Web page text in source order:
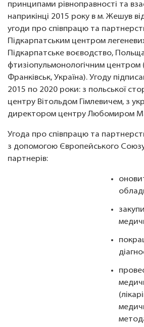
принципами рівноправності та
наприкінці 2015 року в м. Жешув
угоди про співпрацю та
Підкарпатським центром
Підкарпатське воєводство,
фтизіопульмонологічним центром
Франківськ, Україна). Угоду
2015 по 2020 роки: з польської
центру Вітольдом Гімлевичем, з
директором центру Любомиром
Угода про співпрацю та
з допомогою Європейського
партнерів: